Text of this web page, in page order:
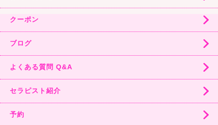
クーポン
ブログ
よくある質問 Q&A
セラピスト紹介
予約